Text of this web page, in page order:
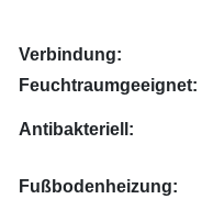
Verbindung:
Feuchtraumgeeignet:
Antibakteriell:
Fußbodenheizung: